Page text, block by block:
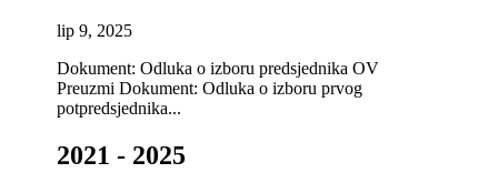
lip 9, 2025
Dokument: Odluka o izboru predsjednika OV
Preuzmi Dokument: Odluka o izboru prvog
potpredsjednika...
2021 - 2025